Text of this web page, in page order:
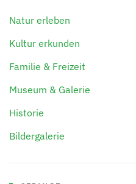
Natur erleben
Kultur erkunden
Familie & Freizeit
Museum & Galerie
Historie
Bildergalerie